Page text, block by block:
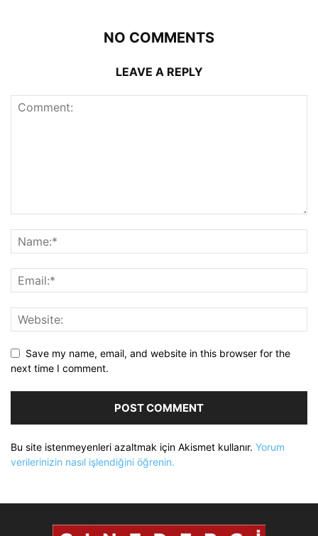
NO COMMENTS
LEAVE A REPLY
Save my name, email, and website in this browser for the
next time I comment.
Bu site istenmeyenleri azaltmak için Akismet kullanır. Yorum
verilerinizin nasıl işlendiğini öğrenin.